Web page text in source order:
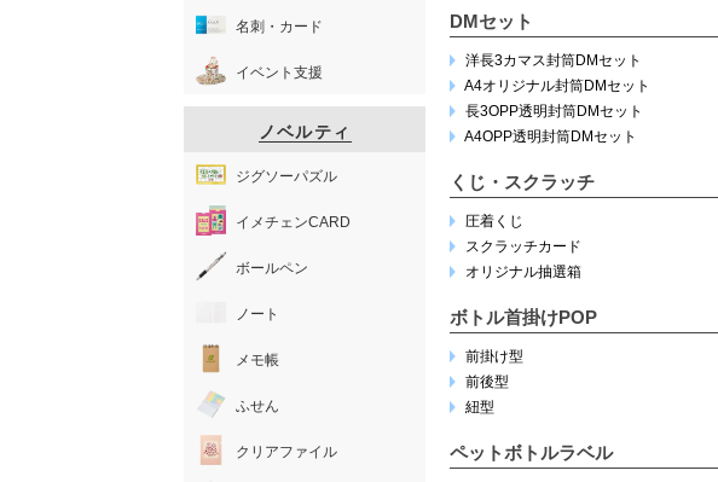
DMセット
洋長3カマス封筒DMセット
A4オリジナル封筒DMセット
長3OPP透明封筒DMセット
A4OPP透明封筒DMセット
くじ・スクラッチ
圧着くじ
スクラッチカード
オリジナル抽選箱
ボトル首掛けPOP
前掛け型
前後型
紐型
ペットボトルラベル
名刺・カード
イベント支援
ノベルティ
ジグソーパズル
イメチェンCARD
ボールペン
ノート
メモ帳
ふせん
クリアファイル